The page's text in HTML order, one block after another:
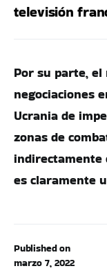
Published on
marzo 7, 2022
televisión
Por su parte,
negociaciones
Ucrania de
zonas de
indirectamente
es claramente